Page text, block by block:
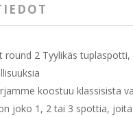
round 2 Tyylikäs
koostuu klassisista
joko 1, 2 tai 3 spottia,